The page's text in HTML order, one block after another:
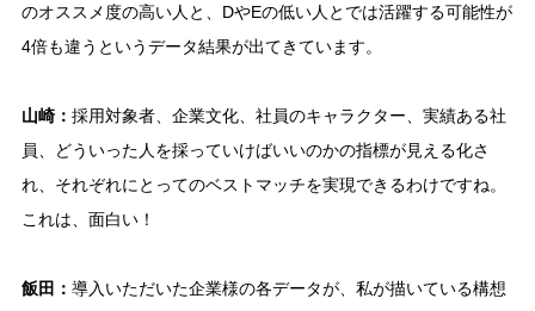
のオススメ度の高い人と、DやEの低い人とでは活躍する可能性が
4倍も違うというデータ結果が出てきています。
山崎： 採用対象者、企業文化、社員のキャラクター、実績ある社
員、どういった人を採っていけばいいのかの指標が見える化さ
れ、それぞれにとってのベストマッチを実現できるわけですね。
これは、面白い！
飯田： 導入いただいた企業様の各データが、私が描いている構想